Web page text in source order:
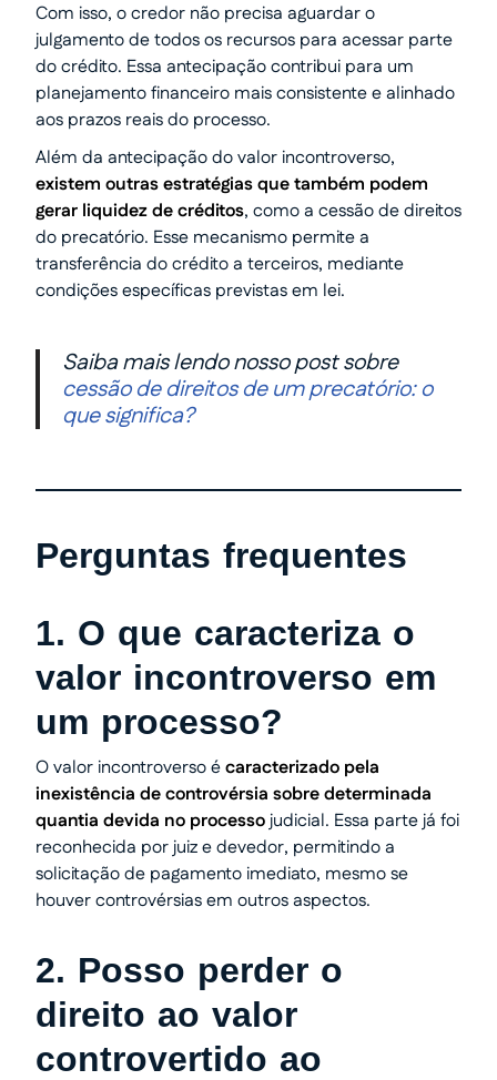
Com isso, o credor não precisa aguardar o
julgamento de todos os recursos para acessar parte
do crédito. Essa antecipação contribui para um
planejamento financeiro mais consistente e alinhado
aos prazos reais do processo.
Além da antecipação do valor incontroverso,
existem outras estratégias que também podem
gerar liquidez de créditos, como a cessão de direitos
do precatório. Esse mecanismo permite a
transferência do crédito a terceiros, mediante
condições específicas previstas em lei.
Saiba mais lendo nosso post sobre
cessão de direitos de um precatório: o
que significa?
Perguntas frequentes
1. O que caracteriza o
valor incontroverso em
um processo?
O valor incontroverso écaracterizado pela
inexistência de controvérsia sobre determinada
quantia devida no processojudicial. Essa parte já foi
reconhecida por juiz e devedor, permitindo a
solicitação de pagamento imediato, mesmo se
houver controvérsias em outros aspectos.
2. Posso perder o
direito ao valor
controvertido ao